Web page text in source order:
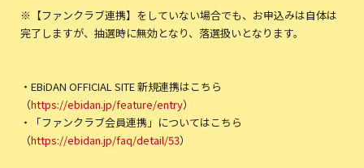
※【ファンクラブ連携】をしていない場合でも、お申込みは自体は
完了しますが、抽選時に無効となり、落選扱いとなります。
・EBiDAN OFFICIAL SITE 新規連携はこちら
（https://ebidan.jp/feature/entry）
・「ファンクラブ会員連携」についてはこちら
（https://ebidan.jp/faq/detail/53）